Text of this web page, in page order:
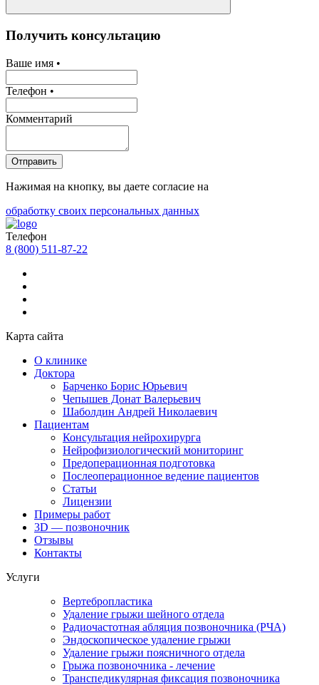
Получить консультацию
Ваше имя •
Телефон •
Комментарий
Отправить
Нажимая на кнопку, вы даете согласие на
обработку своих персональных данных
Телефон
8 (800) 511-87-22
Карта сайта
О клинике
Доктора
Барченко Борис Юрьевич
Чепышев Донат Валерьевич
Шаболдин Андрей Николаевич
Пациентам
Консультация нейрохирурга
Нейрофизиологический мониторинг
Предоперационная подготовка
Послеоперационное ведение пациентов
Статьи
Лицензии
Примеры работ
3D — позвоночник
Отзывы
Контакты
Услуги
Вертебропластика
Удаление грыжи шейного отдела
Радиочастотная абляция позвоночника (РЧА)
Эндоскопическое удаление грыжи
Удаление грыжи поясничного отдела
Грыжа позвоночника - лечение
Транспедикулярная фиксация позвоночника